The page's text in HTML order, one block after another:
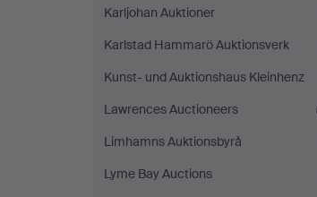
Karljohan Auktioner
Karlstad Hammarö Auktionsverk
Kunst- und Auktionshaus Kleinhenz
Lawrences Auctioneers
Limhamns Auktionsbyrå
Lyme Bay Auctions